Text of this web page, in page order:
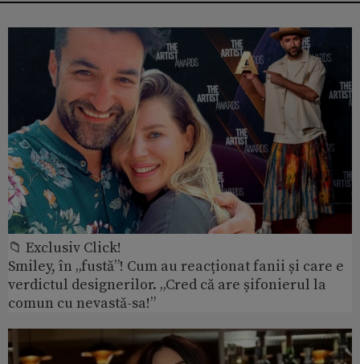
📁 Exclusiv Click!
Smiley, în „fustă”! Cum au reacționat fanii și care e
verdictul designerilor. „Cred că are șifonierul la
comun cu nevastă-sa!”